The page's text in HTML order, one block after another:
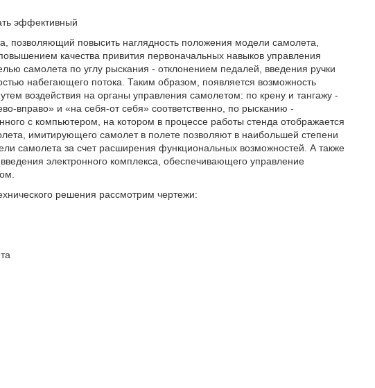
эффективный
позволяющий повысить наглядность положения модели самолета,
качества привития первоначальных навыков управления
самолета по углу рыскания - отклонением педалей, введения ручки
набегающего потока. Таким образом, появляется возможность
воздействия на органы управления самолетом: по крену и тангажу -
вправо» и «на себя-от себя» соответственно, по рысканию -
с компьютером, на котором в процессе работы стенда отображается
имитирующего самолет в полете позволяют в наибольшей степени
самолета за счет расширения функциональных возможностей. А также
электронного комплекса, обеспечивающего управление
решения рассмотрим чертежи: